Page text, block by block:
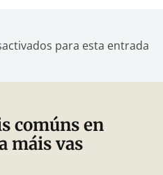
para esta entrada
comúns en
máis vas